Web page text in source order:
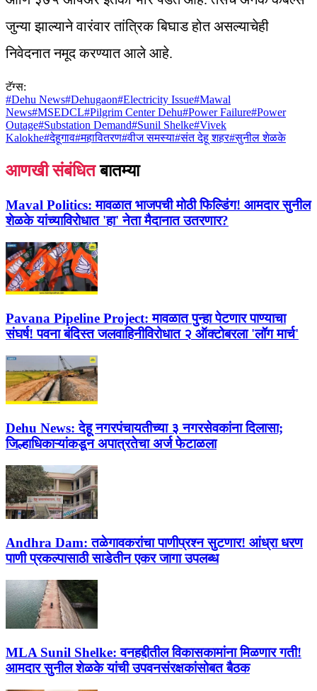
जुन्या झाल्याने वारंवार तांत्रिक बिघाड होत असल्याचेही
निवेदनात नमूद करण्यात आले आहे.
टॅग्स:
#Dehu News#Dehugaon#Electricity Issue#Mawal
News#MSEDCL#Pilgrim Center Dehu#Power Failure#Power
Outage#Substation Demand#Sunil Shelke#Vivek
Kalokhe#देहूगाव#महावितरण#वीज समस्या#संत देहू शहर#सुनील शेळके
आणखी संबंधित बातम्या
Maval Politics: मावळात भाजपची मोठी फिल्डिंग! आमदार सुनील
शेळके यांच्याविरोधात 'हा' नेता मैदानात उतरणार?
Pavana Pipeline Project: मावळात पुन्हा पेटणार पाण्याचा
संघर्ष! पवना बंदिस्त जलवाहिनीविरोधात २ ऑक्टोबरला 'लॉग मार्च'
Dehu News: देहू नगरपंचायतीच्या ३ नगरसेवकांना दिलासा;
जिल्हाधिकाऱ्यांकडून अपात्रतेचा अर्ज फेटाळला
Andhra Dam: तळेगावकरांचा पाणीप्रश्न सुटणार! आंध्रा धरण
पाणी प्रकल्पासाठी साडेतीन एकर जागा उपलब्ध
MLA Sunil Shelke: वनहद्दीतील विकासकामांना मिळणार गती!
आमदार सुनील शेळके यांची उपवनसंरक्षकांसोबत बैठक